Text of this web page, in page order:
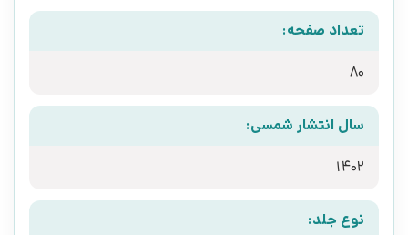
تعداد صفحه:
80
سال انتشار شمسی:
1402
نوع جلد: